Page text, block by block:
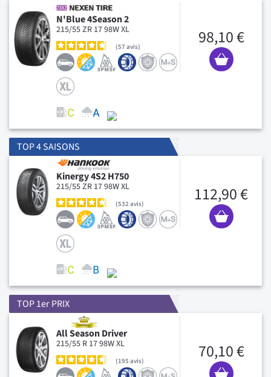
N'Blue 4Season 2
215/55 ZR 17 98W XL
57 avis 98,10 €
TOP 4 SAISONS
Kinergy 4S2 H750
215/55 ZR 17 98W XL
532 avis 112,90 €
TOP 1er PRIX
All Season Driver
215/55 R 17 98W XL
195 avis 70,10 €